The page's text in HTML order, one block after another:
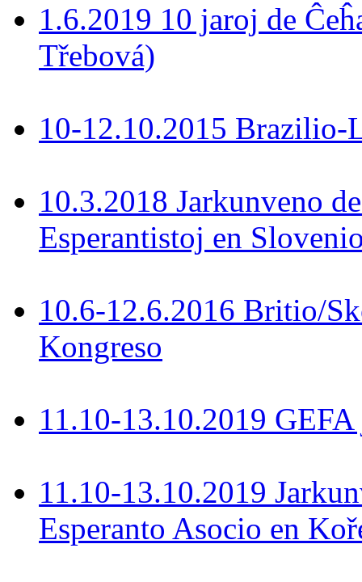
1.6.2019 10 jaroj de
Třebová)
10-12.10.2015
10.3.2018 Jarkunveno
Esperantistoj en
10.6-12.6.2016 Britio/
Kongreso
11.10-13.10.2019
11.10-13.10.2019
Esperanto Asocio en